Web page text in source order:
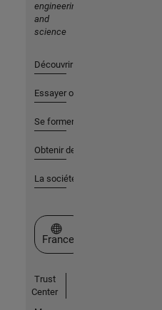
engineering
and
science
Découvrir les produits
Essayer ou acheter
Se former
Obtenir de l'aide
La société
Sélectionner un site web
France
Trust
Center